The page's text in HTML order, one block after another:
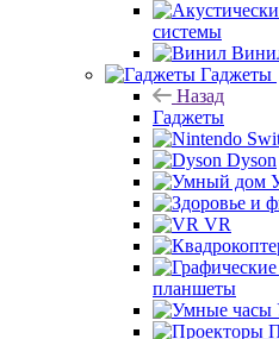
системы
Гаджеты
Назад
Гаджеты
Dyson
VR
планшеты